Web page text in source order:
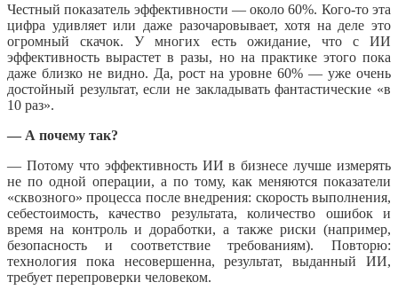
Честный показатель эффективности — около 60%. Кого-то эта
цифра удивляет или даже разочаровывает, хотя на деле это
огромный скачок. У многих есть ожидание, что с ИИ
эффективность вырастет в разы, но на практике этого пока
даже близко не видно. Да, рост на уровне 60% — уже очень
достойный результат, если не закладывать фантастические «в
10 раз».
— А почему так?
— Потому что эффективность ИИ в бизнесе лучше измерять
не по одной операции, а по тому, как меняются показатели
«сквозного» процесса после внедрения: скорость выполнения,
себестоимость, качество результата, количество ошибок и
время на контроль и доработки, а также риски (например,
безопасность и соответствие требованиям). Повторю:
технология пока несовершенна, результат, выданный ИИ,
требует перепроверки человеком.